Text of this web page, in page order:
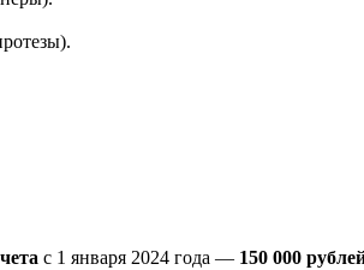
с 1 января 2024 года — 150 000